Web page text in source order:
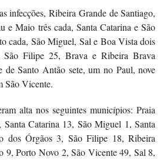
infecções, Ribeira Grande de Santiago,
e Maio três cada, Santa Catarina e São
cada, São Miguel, Sal e Boa Vista dois
São Filipe 25, Brava e Ribeira Brava
de Santo Antão sete, um no Paul, nove
São Vicente.
alta nos seguintes municípios: Praia
Catarina 13, São Miguel 1, Santa
dos Órgãos 3, São Filipe 18, Ribeira
9, Porto Novo 2, São Vicente 49, Sal 8,